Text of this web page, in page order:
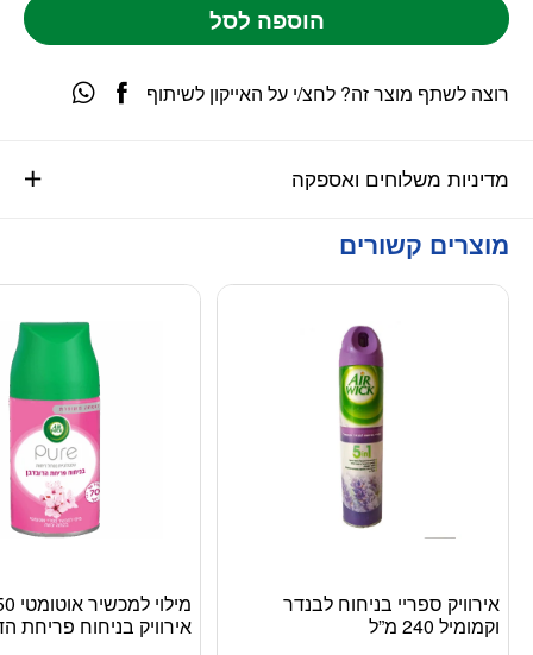
הוספה לסל
מדיניות משלוחים ואספקה
רוצה לשתף מוצר זה? לחצ/י על האייקון לשיתוף
מוצרים קשורים
אירוויק ספריי בניחוח לבנדר
וקמומיל 240 מ”ל
אירוויק בניחוח פריחת